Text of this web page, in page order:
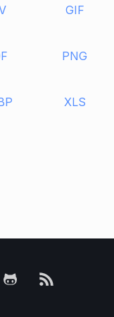
GIF
PNG
XLS